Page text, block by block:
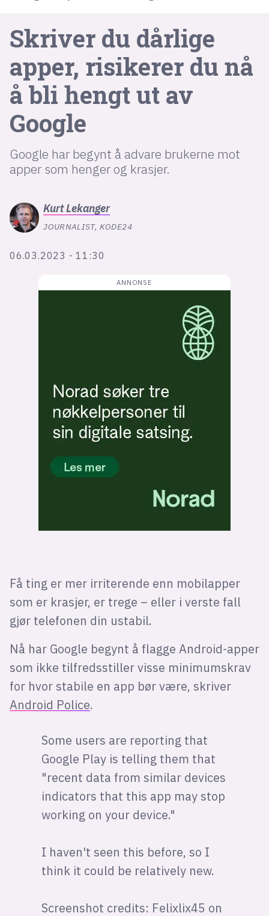
Skriver du dårlige
apper, risikerer du nå
å bli hengt ut av
Google
Google har begynt å advare brukerne mot
apper som henger og krasjer.
KurtLekanger
JOURNALIST, KODE24
06.03.2023 - 11:30
Få ting er mer irriterende enn mobilapper
som er krasjer, er trege – eller i verste fall
gjør telefonen din ustabil.
Nå har Google begynt å flagge Android-apper
som ikke tilfredsstiller visse minimumskrav
for hvor stabile en app bør være, skriver
Android Police.
Some users are reporting that
Google Play is telling them that
"recent data from similar devices
indicators that this app may stop
working on your device."
I haven't seen this before, so I
think it could be relatively new.
Screenshot credits: Felixlix45 on
lys modus
mørk modus
nyhetsbrev
kode24-klubben
LinkedIn
Bluesky
Facebook
annonsepriser
annonseguide
suksesshistorier